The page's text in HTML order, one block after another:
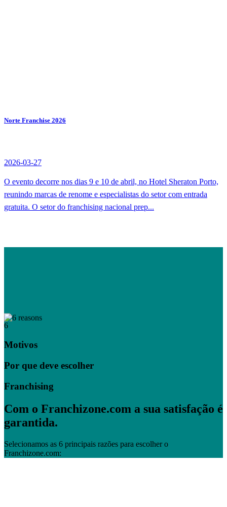
Norte Franchise 2026
2026-03-27
O evento decorre nos dias 9 e 10 de abril, no Hotel Sheraton Porto,
reunindo marcas de renome e especialistas do setor com entrada
gratuita. O setor do franchising nacional prep...
6
Motivos
Por que deve escolher
Franchising
Com o Franchizone.com a sua satisfação é
garantida.
Selecionamos as 6 principais razões para escolher o
Franchizone.com: